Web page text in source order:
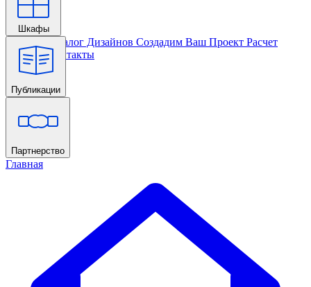
Шкафы
Главная Каталог Дизайнов Создадим Ваш Проект Расчет
Проекта Контакты
Публикации
Главная
Партнерство
Главная